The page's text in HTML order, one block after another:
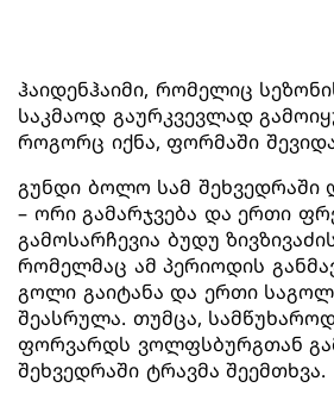
ჰაიდენჰაიმი, რომელიც
საკმაოდ გაურკვევლად
როგორც იქნა, ფორმაში
გუნდი ბოლო სამ შეხვედრაში
– ორი გამარჯვება და ერთი
გამოსარჩევია ბუდუ
რომელმაც ამ პერიოდის
გოლი გაიტანა და ერთი
შეასრულა. თუმცა,
ფორვარდს ვოლფსბურგთან
შეხვედრაში ტრავმა შეემთხვა.